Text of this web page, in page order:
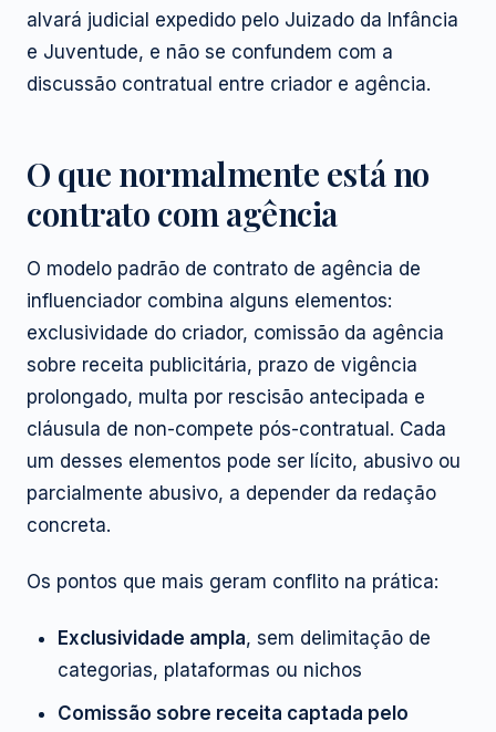
alvará judicial expedido pelo Juizado da Infância
e Juventude, e não se confundem com a
discussão contratual entre criador e agência.
O que normalmente está no
contrato com agência
O modelo padrão de contrato de agência de
influenciador combina alguns elementos:
exclusividade do criador, comissão da agência
sobre receita publicitária, prazo de vigência
prolongado, multa por rescisão antecipada e
cláusula de non-compete pós-contratual. Cada
um desses elementos pode ser lícito, abusivo ou
parcialmente abusivo, a depender da redação
concreta.
Os pontos que mais geram conflito na prática:
Exclusividade ampla, sem delimitação de
categorias, plataformas ou nichos
Comissão sobre receita captada pelo